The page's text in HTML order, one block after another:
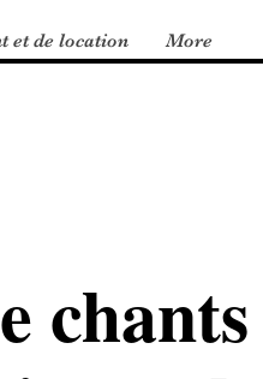
et de location More
chants